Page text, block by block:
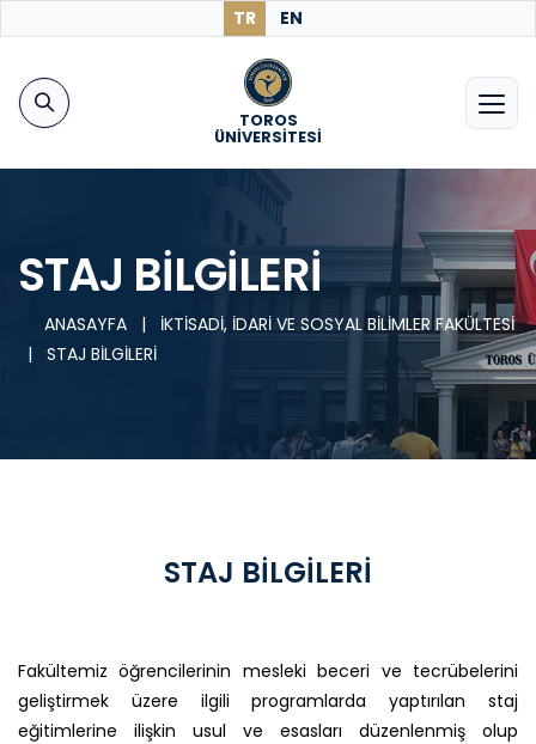
TR EN
TOROS
ÜNİVERSİTESİ
STAJ BİLGİLERİ
ANASAYFA |
İKTİSADİ, İDARİ VE SOSYAL BİLİMLER FAKÜLTESİ
|
STAJ BİLGİLERİ
STAJ BİLGİLERİ
Fakültemiz öğrencilerinin mesleki beceri ve tecrübelerini
geliştirmek üzere ilgili programlarda yaptırılan staj
eğitimlerine ilişkin usul ve esasları düzenlenmiş olup